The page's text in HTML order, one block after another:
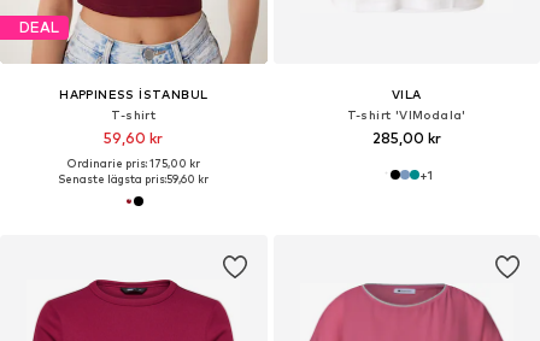
DEAL
HAPPINESS İSTANBUL
T-shirt
59,60 kr
Ordinarie pris: 175,00 kr
Senaste lägsta pris:59,60 kr
VILA
T-shirt 'VIModala'
285,00 kr
+1